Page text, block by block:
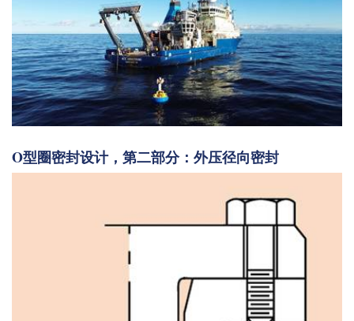
O型圈密封设计，第二部分：外压径向密封